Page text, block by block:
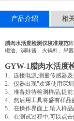
产品介绍 相
腊肉水活度检测仪校准规范
椒油、调味酱、火锅料、果
GYW-1 腊肉水活度
1、连接电源,测量传感器
2、仪器出现"欢迎使用深
3、准备好待检测样品,提
4、然后用工具将盛有样
5、在操作界面上,输入样
6、在测试过程中,可以点